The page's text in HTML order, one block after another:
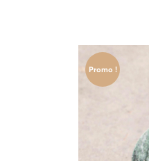
Promo !